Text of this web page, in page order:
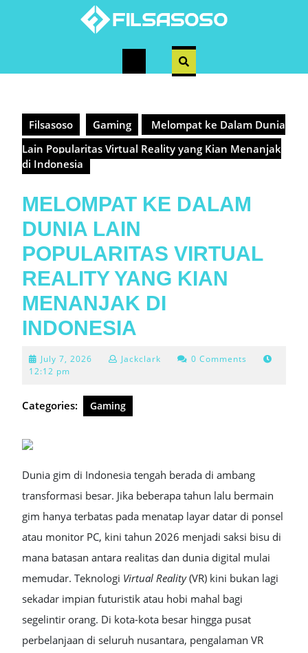
Open
Filsasoso Gaming
Melompat ke Dalam Dunia
Lain Popularitas Virtual Reality yang Kian Menanjak
di Indonesia
MELOMPAT KE DALAM
DUNIA LAIN
POPULARITAS VIRTUAL
REALITY YANG KIAN
MENANJAK DI
INDONESIA
July 7, 2026 Jackclark
0 Comments
12:12 pm
Categories: Gaming
Dunia gim di Indonesia tengah berada di ambang
transformasi besar. Jika beberapa tahun lalu bermain
gim hanya terbatas pada menatap layar datar di ponsel
atau monitor PC, kini tahun 2026 menjadi saksi bisu di
mana batasan antara realitas dan dunia digital mulai
memudar. Teknologi Virtual Reality(VR) kini bukan lagi
sekadar impian futuristik atau hobi mahal bagi
segelintir orang. Di kota-kota besar hingga pusat
perbelanjaan di seluruh nusantara, pengalaman VR